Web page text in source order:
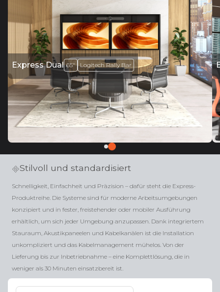
Express Dual 65" Logitech Rally Bar
Stilvoll und standardisiert
Schnelligkeit, Einfachheit und Präzision – dafür steht die Express-
Produktreihe. Die Systeme sind für moderne Arbeitsumgebungen
konzipiert und in fester, freistehender oder mobiler Ausführung
erhältlich, um sich jeder Umgebung anzupassen. Dank integriertem
Stauraum, Akustikpaneelen und Kabelkanälen ist die Installation
unkompliziert und das Kabelmanagement mühelos. Von der
Lieferung bis zur Inbetriebnahme – eine Komplettlösung, die in
weniger als 30 Minuten einsatzbereit ist.